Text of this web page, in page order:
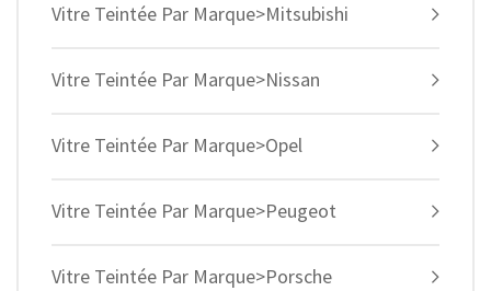
Vitre Teintée Par Marque>Mitsubishi
Vitre Teintée Par Marque>Nissan
Vitre Teintée Par Marque>Opel
Vitre Teintée Par Marque>Peugeot
Vitre Teintée Par Marque>Porsche